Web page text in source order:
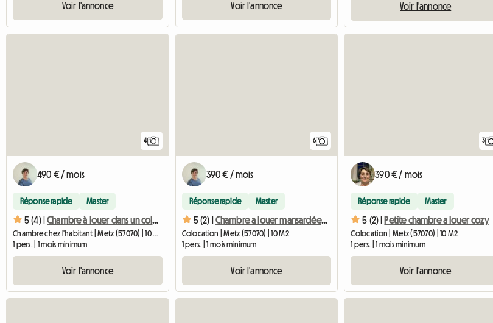
Voir l'annonce Voir l'annonce Voir l'annonce
4
490 € / mois
Réponse rapide Master
5 (4) | Chambre à louer dans un coloc sympa
1 pers. | 1 mois minimum
Voir l'annonce
6
390 € / mois
Réponse rapide Master
5 (2) | Chambre a louer mansardée, mais l'appartement fait 200m2
Colocation | Metz (57070) | 10 M2
1 pers. | 1 mois minimum
Voir l'annonce
3
390 € / mois
Réponse rapide Master
5 (2) | Petite chambre a louer cozy
Colocation | Metz (57070) | 10 M2
1 pers. | 1 mois minimum
Voir l'annonce